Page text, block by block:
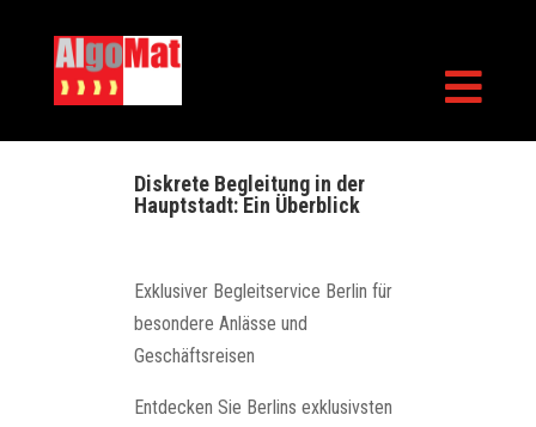

Diskrete Begleitung in der
Hauptstadt: Ein Überblick
Exklusiver Begleitservice Berlin für
besondere Anlässe und
Geschäftsreisen
Entdecken Sie Berlins exklusivsten